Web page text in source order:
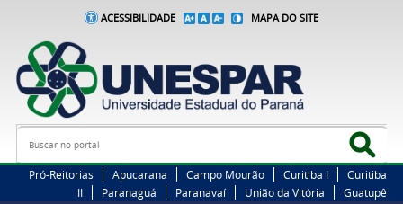
ACESSIBILIDADE MAPA DO SITE
Busca
Pró-Reitorias Apucarana Campo Mourão Curitiba I
Curitiba
II
Paranaguá Paranavaí União da Vitória Guatupê